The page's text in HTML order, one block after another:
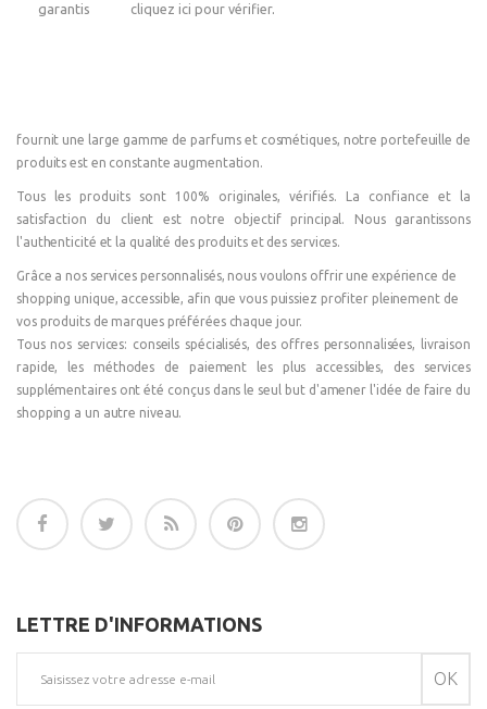
cliquez ici pour vérifier.
fournit une large gamme de parfums et cosmétiques, notre portefeuille de
produits est en constante augmentation.
Tous les produits sont 100% originales, vérifiés. La confiance et la
satisfaction du client est notre objectif principal. Nous garantissons
l'authenticité et la qualité des produits et des services.
Grâce a nos services personnalisés, nous voulons offrir une expérience de
shopping unique, accessible, afin que vous puissiez profiter pleinement de
vos produits de marques préférées chaque jour.
Tous nos services: conseils spécialisés, des offres personnalisées, livraison
rapide, les méthodes de paiement les plus accessibles, des services
supplémentaires ont été conçus dans le seul but d'amener l'idée de faire du
shopping a un autre niveau.
LETTRE D'INFORMATIONS
OK